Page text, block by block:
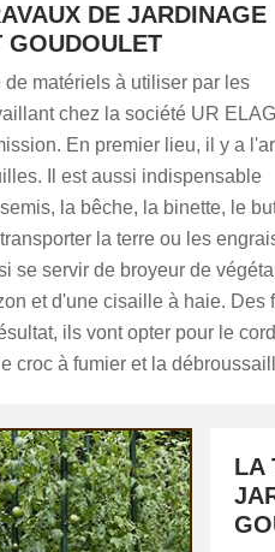
DE JARDINAGE
GOUDOULET
de matériels à utiliser par les
chez la société UR
En premier lieu, il y a
Il est aussi indispensable
la bêche, la binette, le
la terre ou les
se servir de broyeur de
et d'une cisaille à haie. Des
ils vont opter pour le
croc à fumier et la
LA